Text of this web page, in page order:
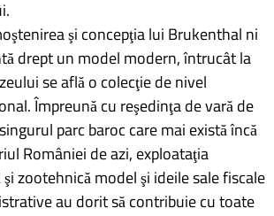
şi concepţia lui Brukenthal ni
drept un model modern, întrucât la
se află o colecţie de nivel
Împreună cu reşedinţa de vară de
parc baroc care mai există încă
României de azi, exploataţia
şi zootehnică model şi ideile sale fiscale
au dorit să contribuie cu toate